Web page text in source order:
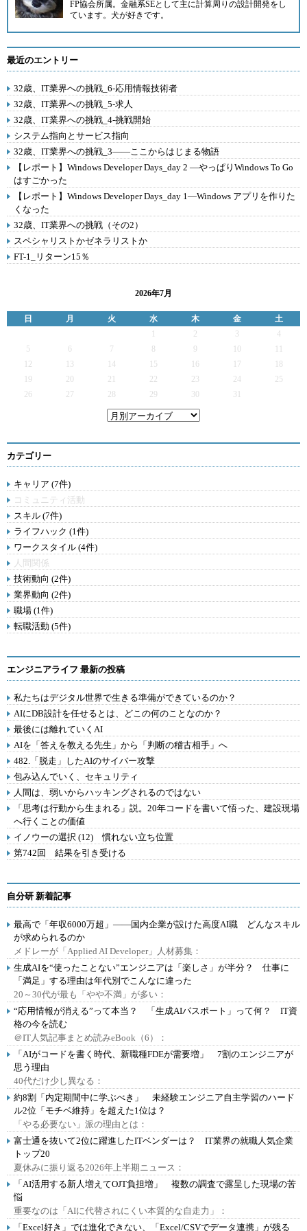
FP協会所属。金融系SEとして主に計算周りの設計開発をし
ています。犬が好きです。
最近のエントリー
32歳、IT業界への挑戦_6-応用情報技術者
32歳、IT業界への挑戦_5-求人
32歳、IT業界への挑戦_4-挑戦開始
システム指向とサービス指向
32歳、IT業界への挑戦_3――ここからはじまる物語
【レポート】Windows Developer Days_day 2 ―やっぱりWindows To Go
はすごかった
【レポート】Windows Developer Days_day 1―Windows アプリを作りた
くなった
32歳、IT業界への挑戦（その2）
スペシャリストかゼネラリストか
FT-1_リターン15％
2026年7月
日 月 火 水 木 金
土
2 3
4
5
6 7 9
12
13 14 15 16 17
19
20 21 22 23 24
25
26
27 28 29 30 31
カテゴリー
キャリア (7件)
コミュニティ活動
スキル (7件)
ライフハック (1件)
ワークスタイル (4件)
人間関係
技術動向 (2件)
業界動向 (2件)
職場 (1件)
転職活動 (5件)
エンジニアライフ 最新の投稿
私たちはデジタル世界で生きる準備ができているのか？
AIにDB設計を任せるとは、どこの何のことなのか？
最後には離れていくAI
AIを「答えを教える先生」から「判断の稽古相手」へ
482.「脱走」したAIのサイバー攻撃
包み込んでいく、セキュリティ
人間は、弱いからハッキングされるのではない
「思考は行動から生まれる」説。20年コードを書いて悟った、建設現場
へ行くことの価値
イノウーの選択 (12) 慣れない立ち位置
第742回 結果を引き受ける
自分研 新着記事
最高で「年収6000万超」――国内企業が設けた高度AI職 どんなスキル
が求められるのか
メドレーが「Applied AI Developer」人材募集：
生成AIを“使ったことない”エンジニアは「楽しさ」が半分？ 仕事に
「満足」する理由は年代別でこんなに違った
20～30代が最も「やや不満」が多い：
“応用情報が消える”って本当？ 「生成AIパスポート」って何？ IT資
格の今を読む
＠IT人気記事まとめ読みeBook（6）：
「AIがコードを書く時代、新職種FDEが需要増」 7割のエンジニアが
思う理由
40代だけ少し異なる：
約8割「内定期間中に学ぶべき」 未経験エンジニア自主学習のハード
ル2位「モチベ維持」を超えた1位は？
「やる必要ない」派の理由とは：
富士通を抜いて2位に躍進したITベンダーは？ IT業界の就職人気企業
トップ20
夏休みに振り返る2026年上半期ニュース：
「AI活用する新人増えてOJT負担増」 複数の調査で露呈した現場の苦
悩
重要なのは「AIに代替されにくい本質的な自走力」：
「Excel好き」では進化できない、「Excel/CSVでデータ連携」が残る